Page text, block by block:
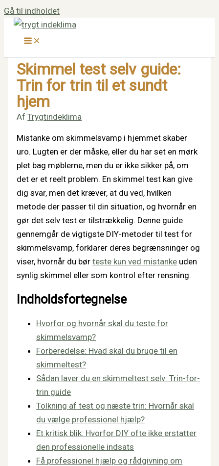
Gå til indholdet
Skimmel test selv guide:
Trin for trin til et sundt
hjem
AfTrygtindeklima
Mistanke om skimmelsvamp i hjemmet skaber
uro. Lugten er der måske, eller du har set en mørk
plet bag møblerne, men du er ikke sikker på, om
det er et reelt problem. En skimmel test kan give
dig svar, men det kræver, at du ved, hvilken
metode der passer til din situation, og hvornår en
gør det selv test er tilstrækkelig. Denne guide
gennemgår de vigtigste DIY-metoder til test for
skimmelsvamp, forklarer deres begrænsninger og
viser, hvornår du børteste kun ved mistanke uden
synlig skimmel eller som kontrol efter rensning.
Indholdsfortegnelse
Hvorfor og hvornår skal du teste for
skimmelsvamp?
Forberedelse: Hvad skal du bruge til en
skimmeltest?
Sådan laver du en skimmeltest selv: Trin-for-
trin guide
Tolkning af test og næste trin: Hvornår skal
du vælge professionel hjælp?
Et kritisk blik: Hvorfor DIY ofte ikke erstatter
den professionelle indsats
Få professionel hjælp og rådgivning om